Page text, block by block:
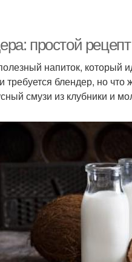
простой
напиток, который
требуется блендер, но
смузи из клубники и